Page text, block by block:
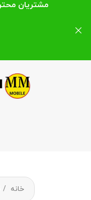
خانه